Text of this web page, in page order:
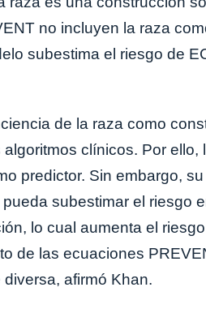
no incluyen la raza
subestima el riesgo de
de la raza como
clínicos. Por
predictor. Sin embargo,
subestimar el riesgo
lo cual aumenta el
de las ecuaciones
afirmó Khan.